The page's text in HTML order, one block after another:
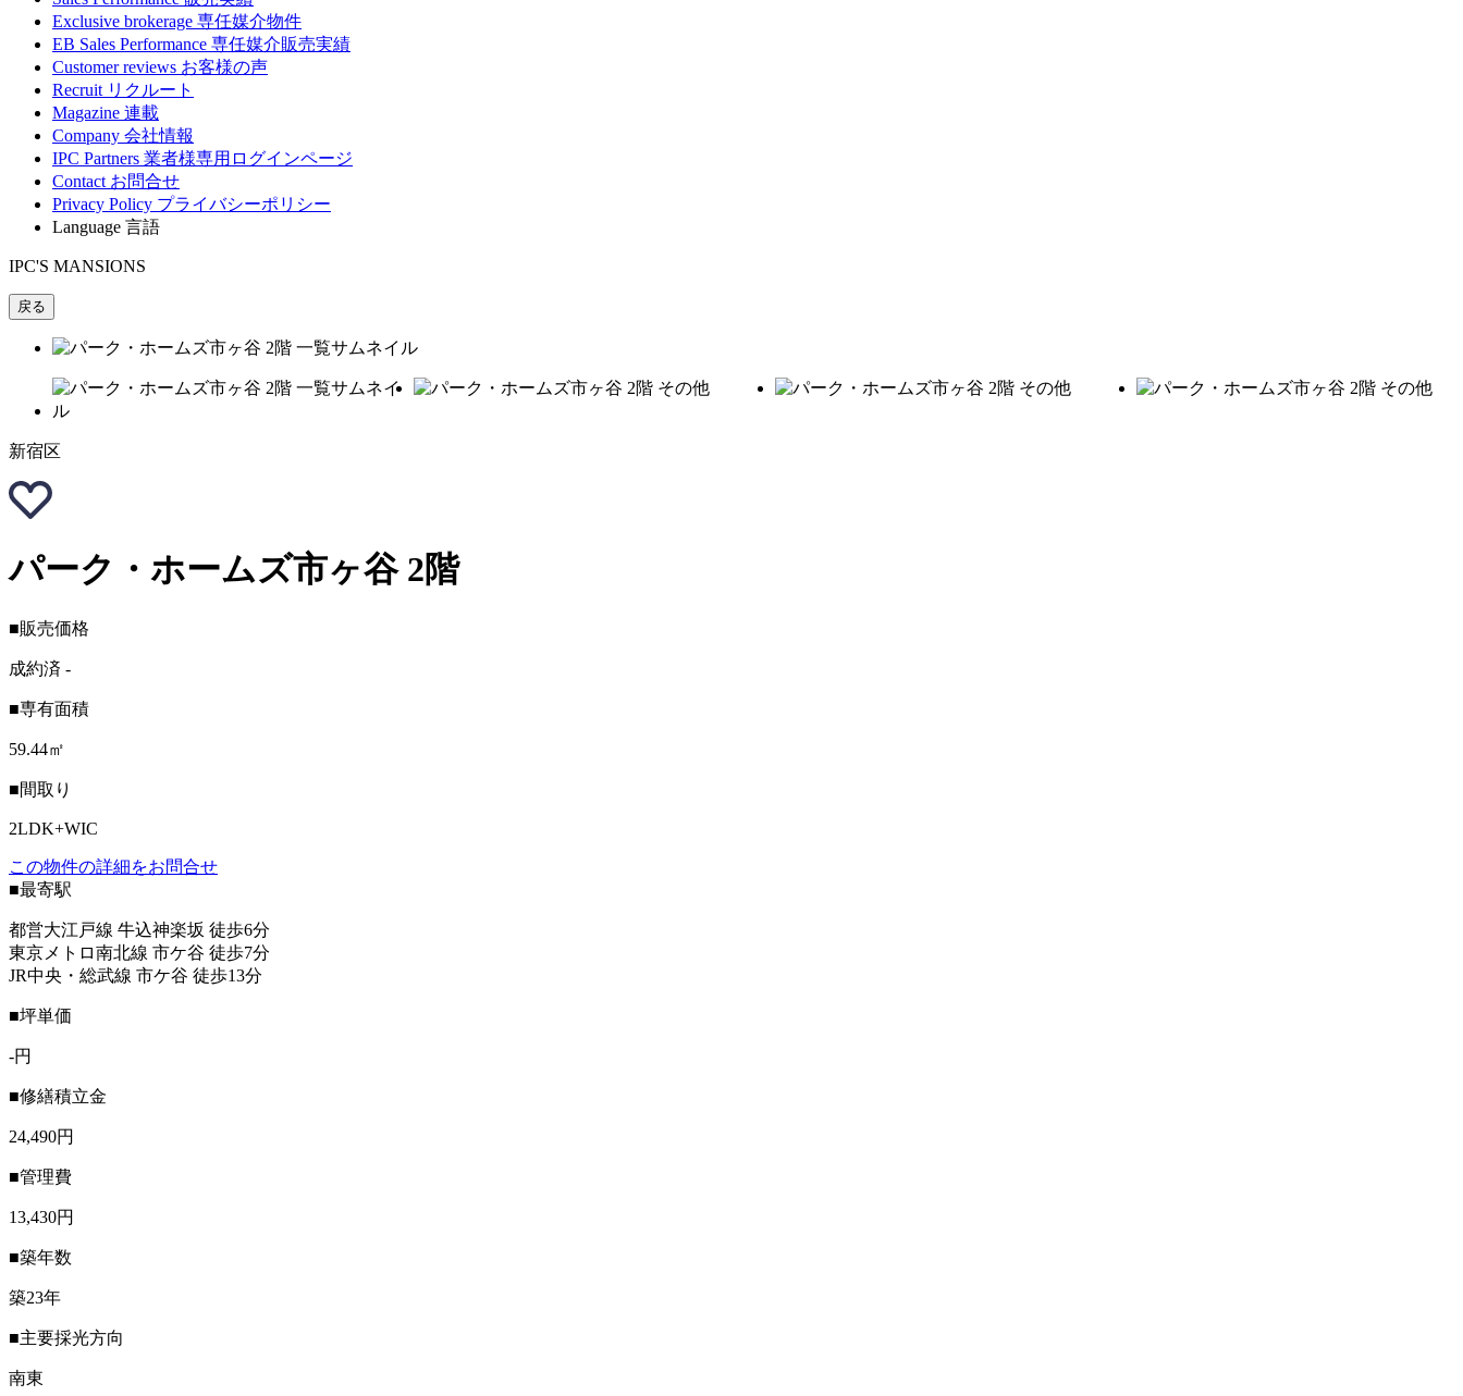
Exclusive brokerage 専任媒介物件
EB Sales Performance 専任媒介販売実績
Customer reviews お客様の声
Recruit リクルート
Magazine 連載
Company 会社情報
IPC Partners 業者様専用ログインページ
Contact お問合せ
Privacy Policy プライバシーポリシー
Language 言語
IPC'S MANSIONS
戻る
新宿区
パーク・ホームズ市ヶ谷 2階
■販売価格
成約済 -
■専有面積
59.44㎡
■間取り
2LDK+WIC
この物件の詳細をお問合せ
■最寄駅
都営大江戸線 牛込神楽坂 徒歩6分
東京メトロ南北線 市ケ谷 徒歩7分
JR中央・総武線 市ケ谷 徒歩13分
■坪単価
-円
■修繕積立金
24,490円
■管理費
13,430円
■築年数
築23年
■主要採光方向
南東